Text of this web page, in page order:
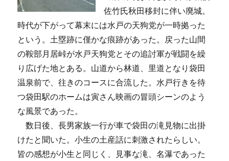
佐竹氏秋田移封に伴い廃城。
時代が下がって幕末には水戸の天狗党が一時拠った
という。土塁跡に僅かな痕跡があった。戻った山間
の鞍部月居峠が水戸天狗党とその追討軍が戦闘を繰
り広げた地とある。山道から林道、里道となり袋田
温泉前で、往きのコースに合流した。水戸行きを待
つ袋田駅のホームは寅さん映画の冒頭シーンのよう
な風景であった。
数日後、長男家族一行が車で袋田の滝見物に出掛
けたと聞いた。小生の土産話に刺激されたらしい。
皆の感想が小生と同じく、見事な滝、名瀑であった